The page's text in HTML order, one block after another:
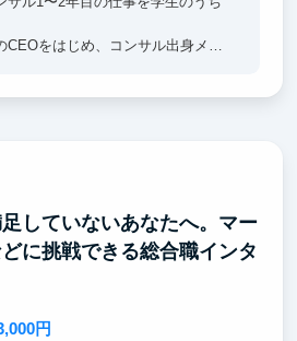
CEOをはじめ、コンサル出身メン
成果を出せる基盤を築くことが
企業向けの業務変革に携われ
本を代表する大手企業が中心で
革プロジェクトの中で、プロジェ
していないあなたへ。マー
に挑戦できる総合職インタ
円